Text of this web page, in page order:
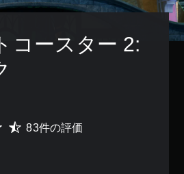
コースター 2:
83件の評価